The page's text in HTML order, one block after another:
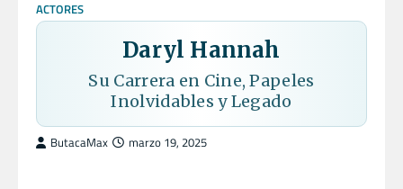
ACTORES
Daryl Hannah
Su Carrera en Cine, Papeles
Inolvidables y Legado
ButacaMax marzo 19, 2025